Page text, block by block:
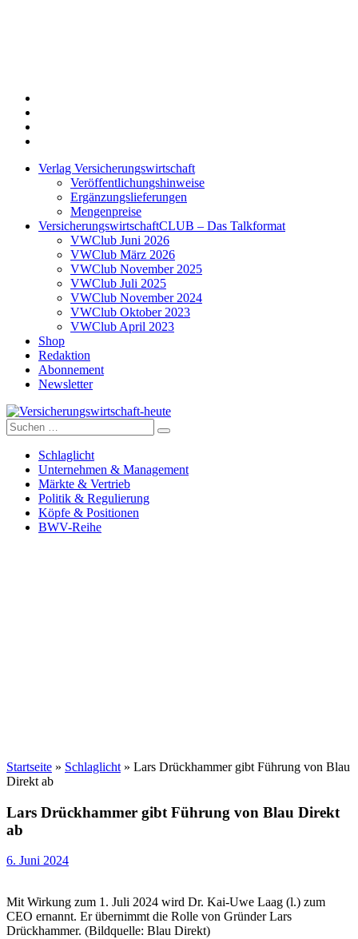
Verlag Versicherungswirtschaft
Veröffentlichungshinweise
Ergänzungslieferungen
Mengenpreise
VersicherungswirtschaftCLUB – Das Talkformat
VWClub Juni 2026
VWClub März 2026
VWClub November 2025
VWClub Juli 2025
VWClub November 2024
VWClub Oktober 2023
VWClub April 2023
Shop
Redaktion
Abonnement
Newsletter
Versicherungswirtschaft-heute
Suche
nach:
Schlaglicht
Unternehmen & Management
Märkte & Vertrieb
Politik & Regulierung
Köpfe & Positionen
BWV-Reihe
Startseite » Schlaglicht » Lars Drückhammer gibt Führung von Blau
Direkt ab
Lars Drückhammer gibt Führung von Blau Direkt
ab
6. Juni 2024
Mit Wirkung zum 1. Juli 2024 wird Dr. Kai-Uwe Laag (l.) zum
CEO ernannt. Er übernimmt die Rolle von Gründer Lars
Drückhammer. (Bildquelle: Blau Direkt)